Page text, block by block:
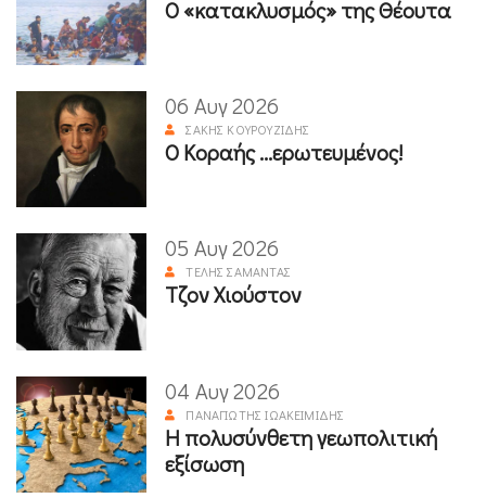
Ο «κατακλυσμός» της Θέουτα
06 Αυγ 2026
ΣΆΚΗΣ ΚΟΥΡΟΥΖΊΔΗΣ
Ο Κοραής ...ερωτευμένος!
05 Αυγ 2026
ΤΈΛΗΣ ΣΑΜΑΝΤΆΣ
Τζον Χιούστον
04 Αυγ 2026
ΠΑΝΑΓΙΏΤΗΣ ΙΩΑΚΕΙΜΊΔΗΣ
Η πολυσύνθετη γεωπολιτική
εξίσωση